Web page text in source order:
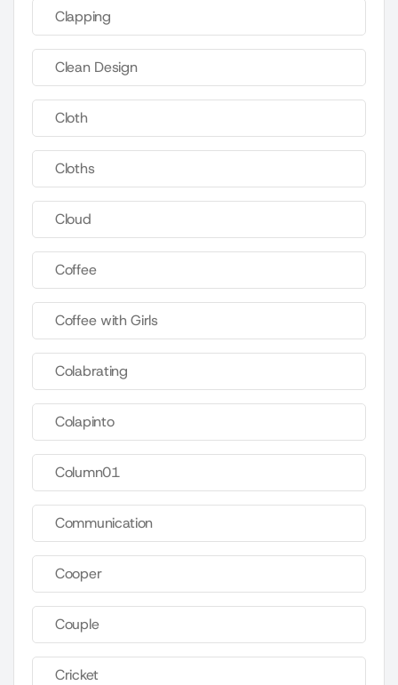
Clapping
Clean Design
Cloth
Cloths
Cloud
Coffee
Coffee with Girls
Colabrating
Colapinto
Column01
Communication
Cooper
Couple
Cricket